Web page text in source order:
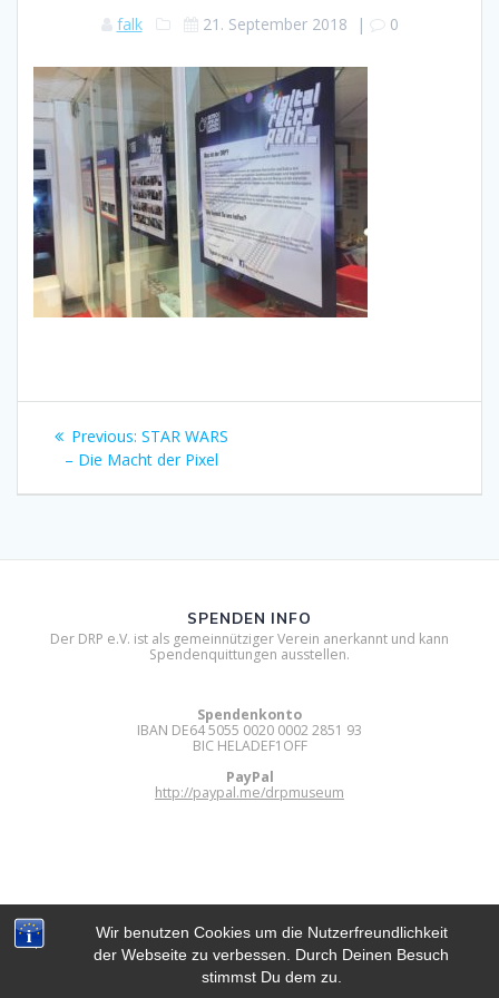
Wir benutzen Cookies um die Nutzerfreundlichkeit
der Webseite zu verbessen. Durch Deinen Besuch
stimmst Du dem zu.
falk 21. September 2018 | 0
Beitragsnavigation
Previous: Previous
post:
STAR WARS
– Die Macht der Pixel
DIGITAL RETRO PARK E.V.
SPENDEN INFO
Der DRP e.V. ist als gemeinnütziger Verein anerkannt und kann
Spendenquittungen ausstellen.
Spendenkonto
IBAN DE64 5055 0020 0002 2851 93
BIC HELADEF1OFF
PayPal
http://paypal.me/drpmuseum